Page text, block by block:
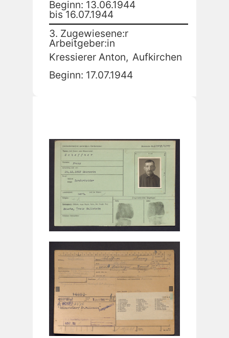
Beginn: 13.06.1944
bis 16.07.1944
3. Zugewiesene:r
Arbeitgeber:in
Kressierer Anton, Aufkirchen
Beginn: 17.07.1944